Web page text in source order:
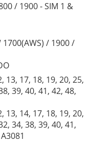
/ 1900 - SIM 1 &
/ 1900 /
13, 17, 18, 19, 20, 25,
39, 40, 41, 42, 48,
13, 14, 17, 18, 19, 20,
34, 38, 39, 40, 41,